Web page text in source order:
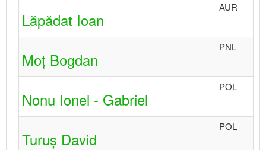
Lăpădat Ioan
AUR
Moț Bogdan
PNL
Nonu Ionel - Gabriel
POL
Turuș David
POL